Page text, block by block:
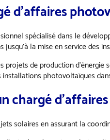
d’affaires
spécialisé dans le
jusqu’à la mise en service
de production
photovoltaïques
chargé
solaires en assurant la